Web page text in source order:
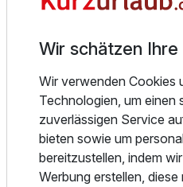
Ausstattung
Das first mountain Hotel
Ortskern des Ortes Aschau
inmitten der grünen Berge ein
idyllische und beliebte Ort
ruhiger Lage an der alten
stehen lassen möchte, ist in
in Aschau angelangt und
Zillertalbahn das Tal erkunden.
Wir schätzen
Wir verwenden Cookies
Technologien, um einen
zuverlässigen Service
bieten sowie um
bereitzustellen, indem
Werbung erstellen,